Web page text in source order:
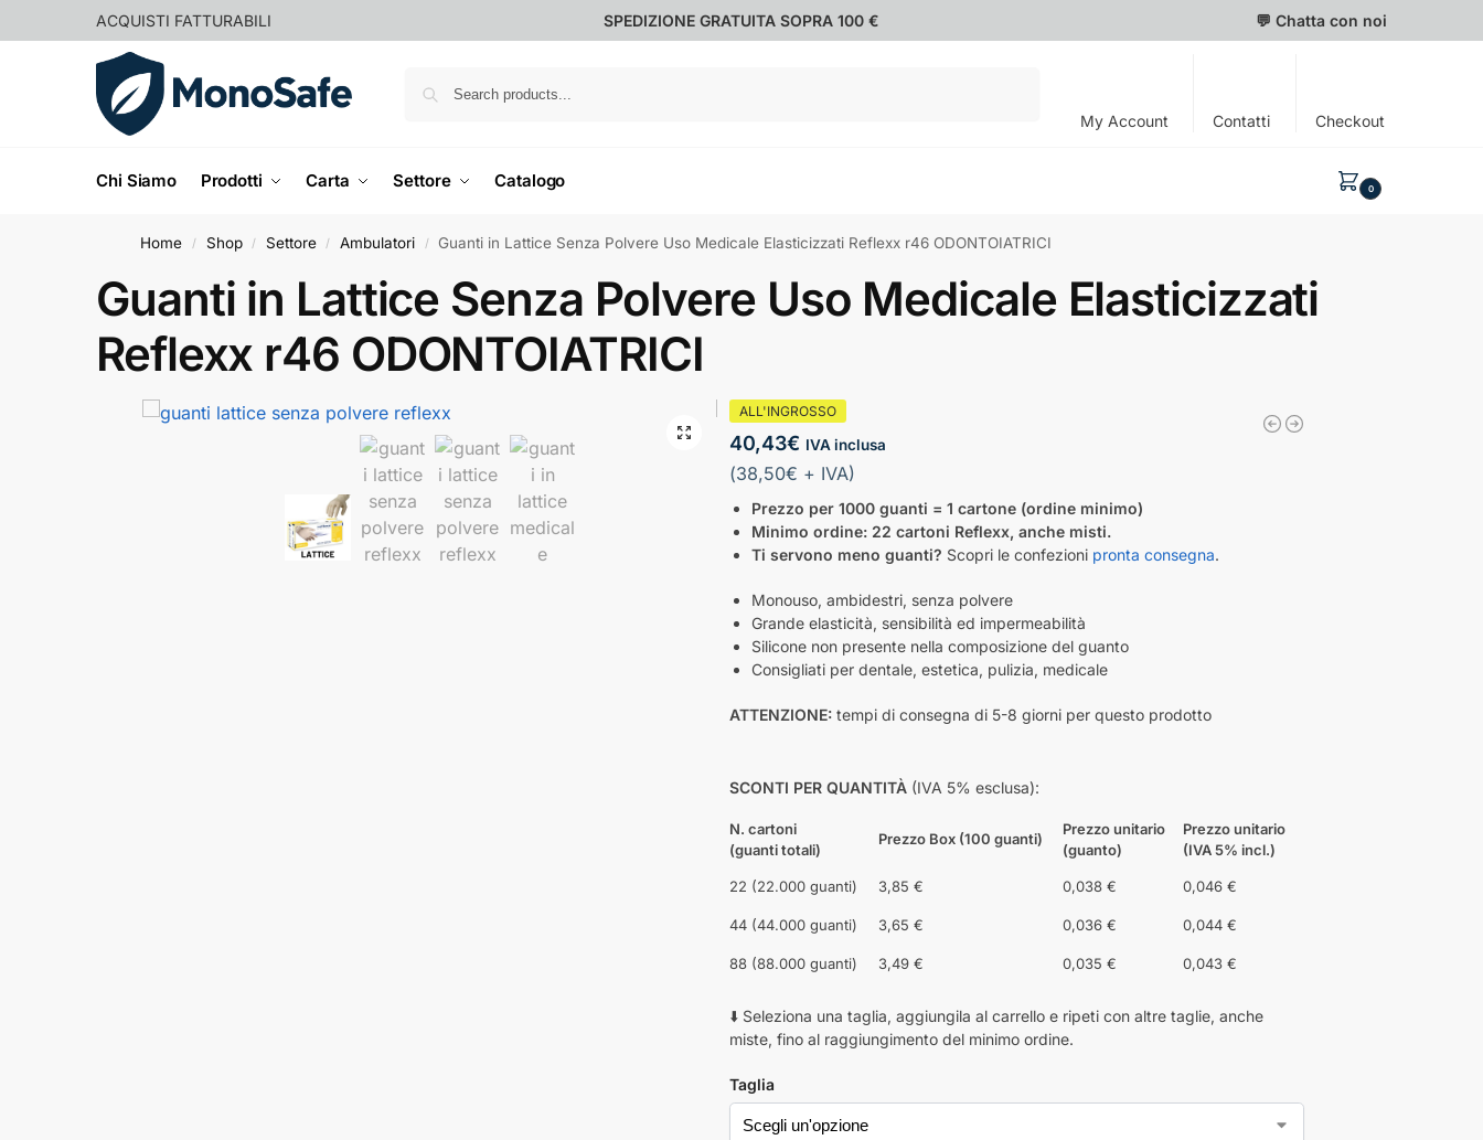
ACQUISTI FATTURABILI SPEDIZIONE GRATUITA SOPRA 100 € 💬 Chatta con noi
My Account Contatti Checkout
Chi Siamo Prodotti Carta Settore Catalogo 0
Home / Shop / Settore / Ambulatori / Guanti in Lattice Senza Polvere Uso Medicale Elasticizzati Reflexx r46 ODONTOIATRICI
Guanti in Lattice Senza Polvere Uso Medicale Elasticizzati
Reflexx r46 ODONTOIATRICI
ALL'INGROSSO
40,43€ IVA inclusa
(38,50€ + IVA)
Prezzo per 1000 guanti = 1 cartone (ordine minimo)
Minimo ordine: 22 cartoni Reflexx, anche misti.
Ti servono meno guanti? Scopri le confezioni pronta consegna.
Monouso, ambidestri, senza polvere
Grande elasticità, sensibilità ed impermeabilità
Silicone non presente nella composizione del guanto
Consigliati per dentale, estetica, pulizia, medicale
ATTENZIONE: tempi di consegna di 5-8 giorni per questo prodotto
SCONTI PER QUANTITÀ (IVA 5% esclusa):
N. cartoni
(guanti totali)
Prezzo Box (100 guanti)
Prezzo unitario
(guanto)
Prezzo unitario
(IVA 5% incl.)
22 (22.000 guanti) 3,85 € 0,038 € 0,046 €
44 (44.000 guanti) 3,65 € 0,036 € 0,044 €
88 (88.000 guanti) 3,49 € 0,035 € 0,043 €
⬇️ Seleziona una taglia, aggiungila al carrello e ripeti con altre taglie, anche
miste, fino al raggiungimento del minimo ordine.
Taglia